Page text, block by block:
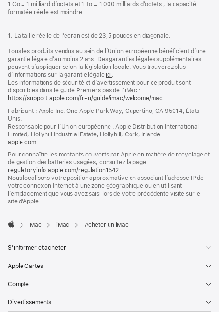
1 Go = 1 milliard d’octets et 1 To = 1 000 milliards d’octets ; la capacité
formatée réelle est moindre.
1. La taille réelle de l’écran est de 23,5 pouces en diagonale.
Tous les produits vendus au sein de l’Union européenne bénéficient d’une
garantie légale d’au moins 2 ans. Des garanties légales supplémentaires
peuvent s’appliquer selon la législation locale. Vous trouverez plus
d’informations sur la garantie légale ici.
Les informations de sécurité et d’avertissement pour ce produit sont
disponibles dans le guide Premiers pas de l’iMac :
https://support.apple.com/fr-lu/guide/imac/welcome/mac
une
fenêtre)
Fabricant : Apple Inc. One Apple Park Way, Cupertino, CA 95014, États-
Unis.
Responsable pour l’Union européenne : Apple Distribution International
Limited, Hollyhill Industrial Estate, Hollyhill, Cork, Irlande
apple.com(s’ouvre
une
nouvelle
fenêtre)
Pour connaître les montants couverts par Apple en matière de recyclage et
de gestion des batteries usagées, consultez la page
regulatoryinfo.apple.com/regulation1542
dans
une
nouvelle
Nous localisons votre position approximative en associant l’adresse IP de
votre connexion Internet à une zone géographique ou en utilisant
l’emplacement que vous avez saisi lors de votre précédente visite sur le
site d’Apple.
Mac iMac Acheter un iMac
S’informer et acheter
Apple Cartes
Compte
Divertissements